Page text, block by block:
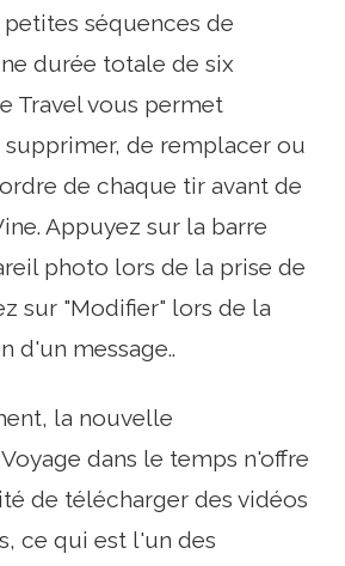
séquences de
durée totale de six
Travel vous permet
de remplacer ou
de chaque tir avant de
Appuyez sur la barre
photo lors de la prise de
sur "Modifier" lors de la
d'un message..
la nouvelle
dans le temps n'offre
de télécharger des vidéos
ce qui est l'un des